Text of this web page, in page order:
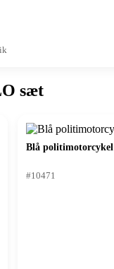
sæt
Blå politimotorcykel
#10471